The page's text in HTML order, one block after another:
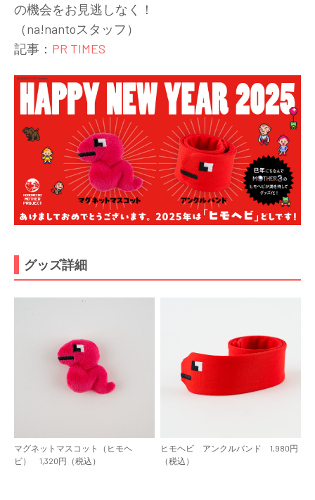
の機会をお見逃しなく！
（na!nantoスタッフ）
記事： PR TIMES
グッズ詳細
マグネットマスコット（ヒモヘ
ビ） 1,320円（税込）
ヒモヘビ アンクルバンド 1,980円
（税込）